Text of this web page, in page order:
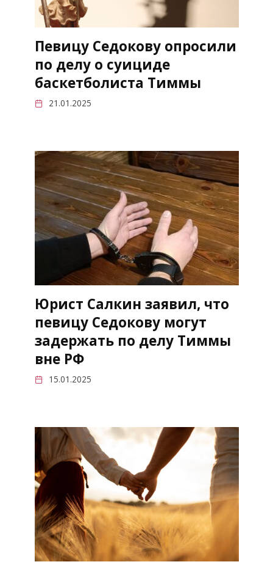
Певицу Седокову опросили
по делу о суициде
баскетболиста Тиммы
21.01.2025
Юрист Салкин заявил, что
певицу Седокову могут
задержать по делу Тиммы
вне РФ
15.01.2025